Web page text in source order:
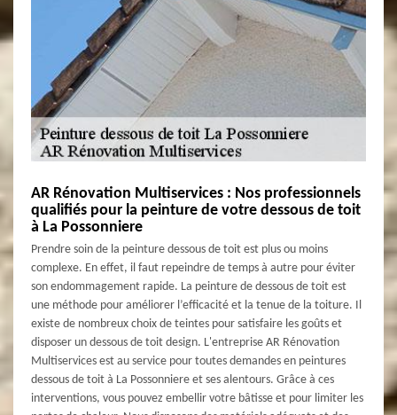
AR Rénovation Multiservices : Nos professionnels
qualifiés pour la peinture de votre dessous de toit
à La Possonniere
Prendre soin de la peinture dessous de toit est plus ou moins
complexe. En effet, il faut repeindre de temps à autre pour éviter
son endommagement rapide. La peinture de dessous de toit est
une méthode pour améliorer l’efficacité et la tenue de la toiture. Il
existe de nombreux choix de teintes pour satisfaire les goûts et
disposer un dessous de toit design. L'entreprise AR Rénovation
Multiservices est au service pour toutes demandes en peintures
dessous de toit à La Possonniere et ses alentours. Grâce à ces
interventions, vous pouvez embellir votre bâtisse et pour limiter les